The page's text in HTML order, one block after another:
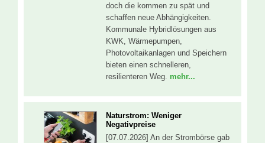
doch die kommen zu spät und
schaffen neue Abhängigkeiten.
Kommunale Hybridlösungen aus
KWK, Wärmepumpen,
Photovoltaikanlagen und Speichern
bieten einen schnelleren,
resilienteren Weg. mehr...
Naturstrom: Weniger
Negativpreise
[07.07.2026] An der Strombörse gab